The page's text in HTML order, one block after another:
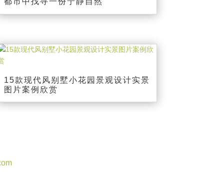
15款现代风别墅小花园景观设计实景
图片案例欣赏